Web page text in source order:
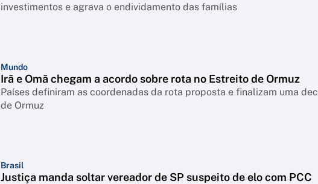
investimentos e agrava o endividamento das famílias
Mundo
Irã e Omã chegam a acordo sobre rota no Estreito de Ormuz
Países definiram as coordenadas da rota proposta e finalizam uma
de Ormuz
Brasil
Justiça manda soltar vereador de SP suspeito de elo com PCC